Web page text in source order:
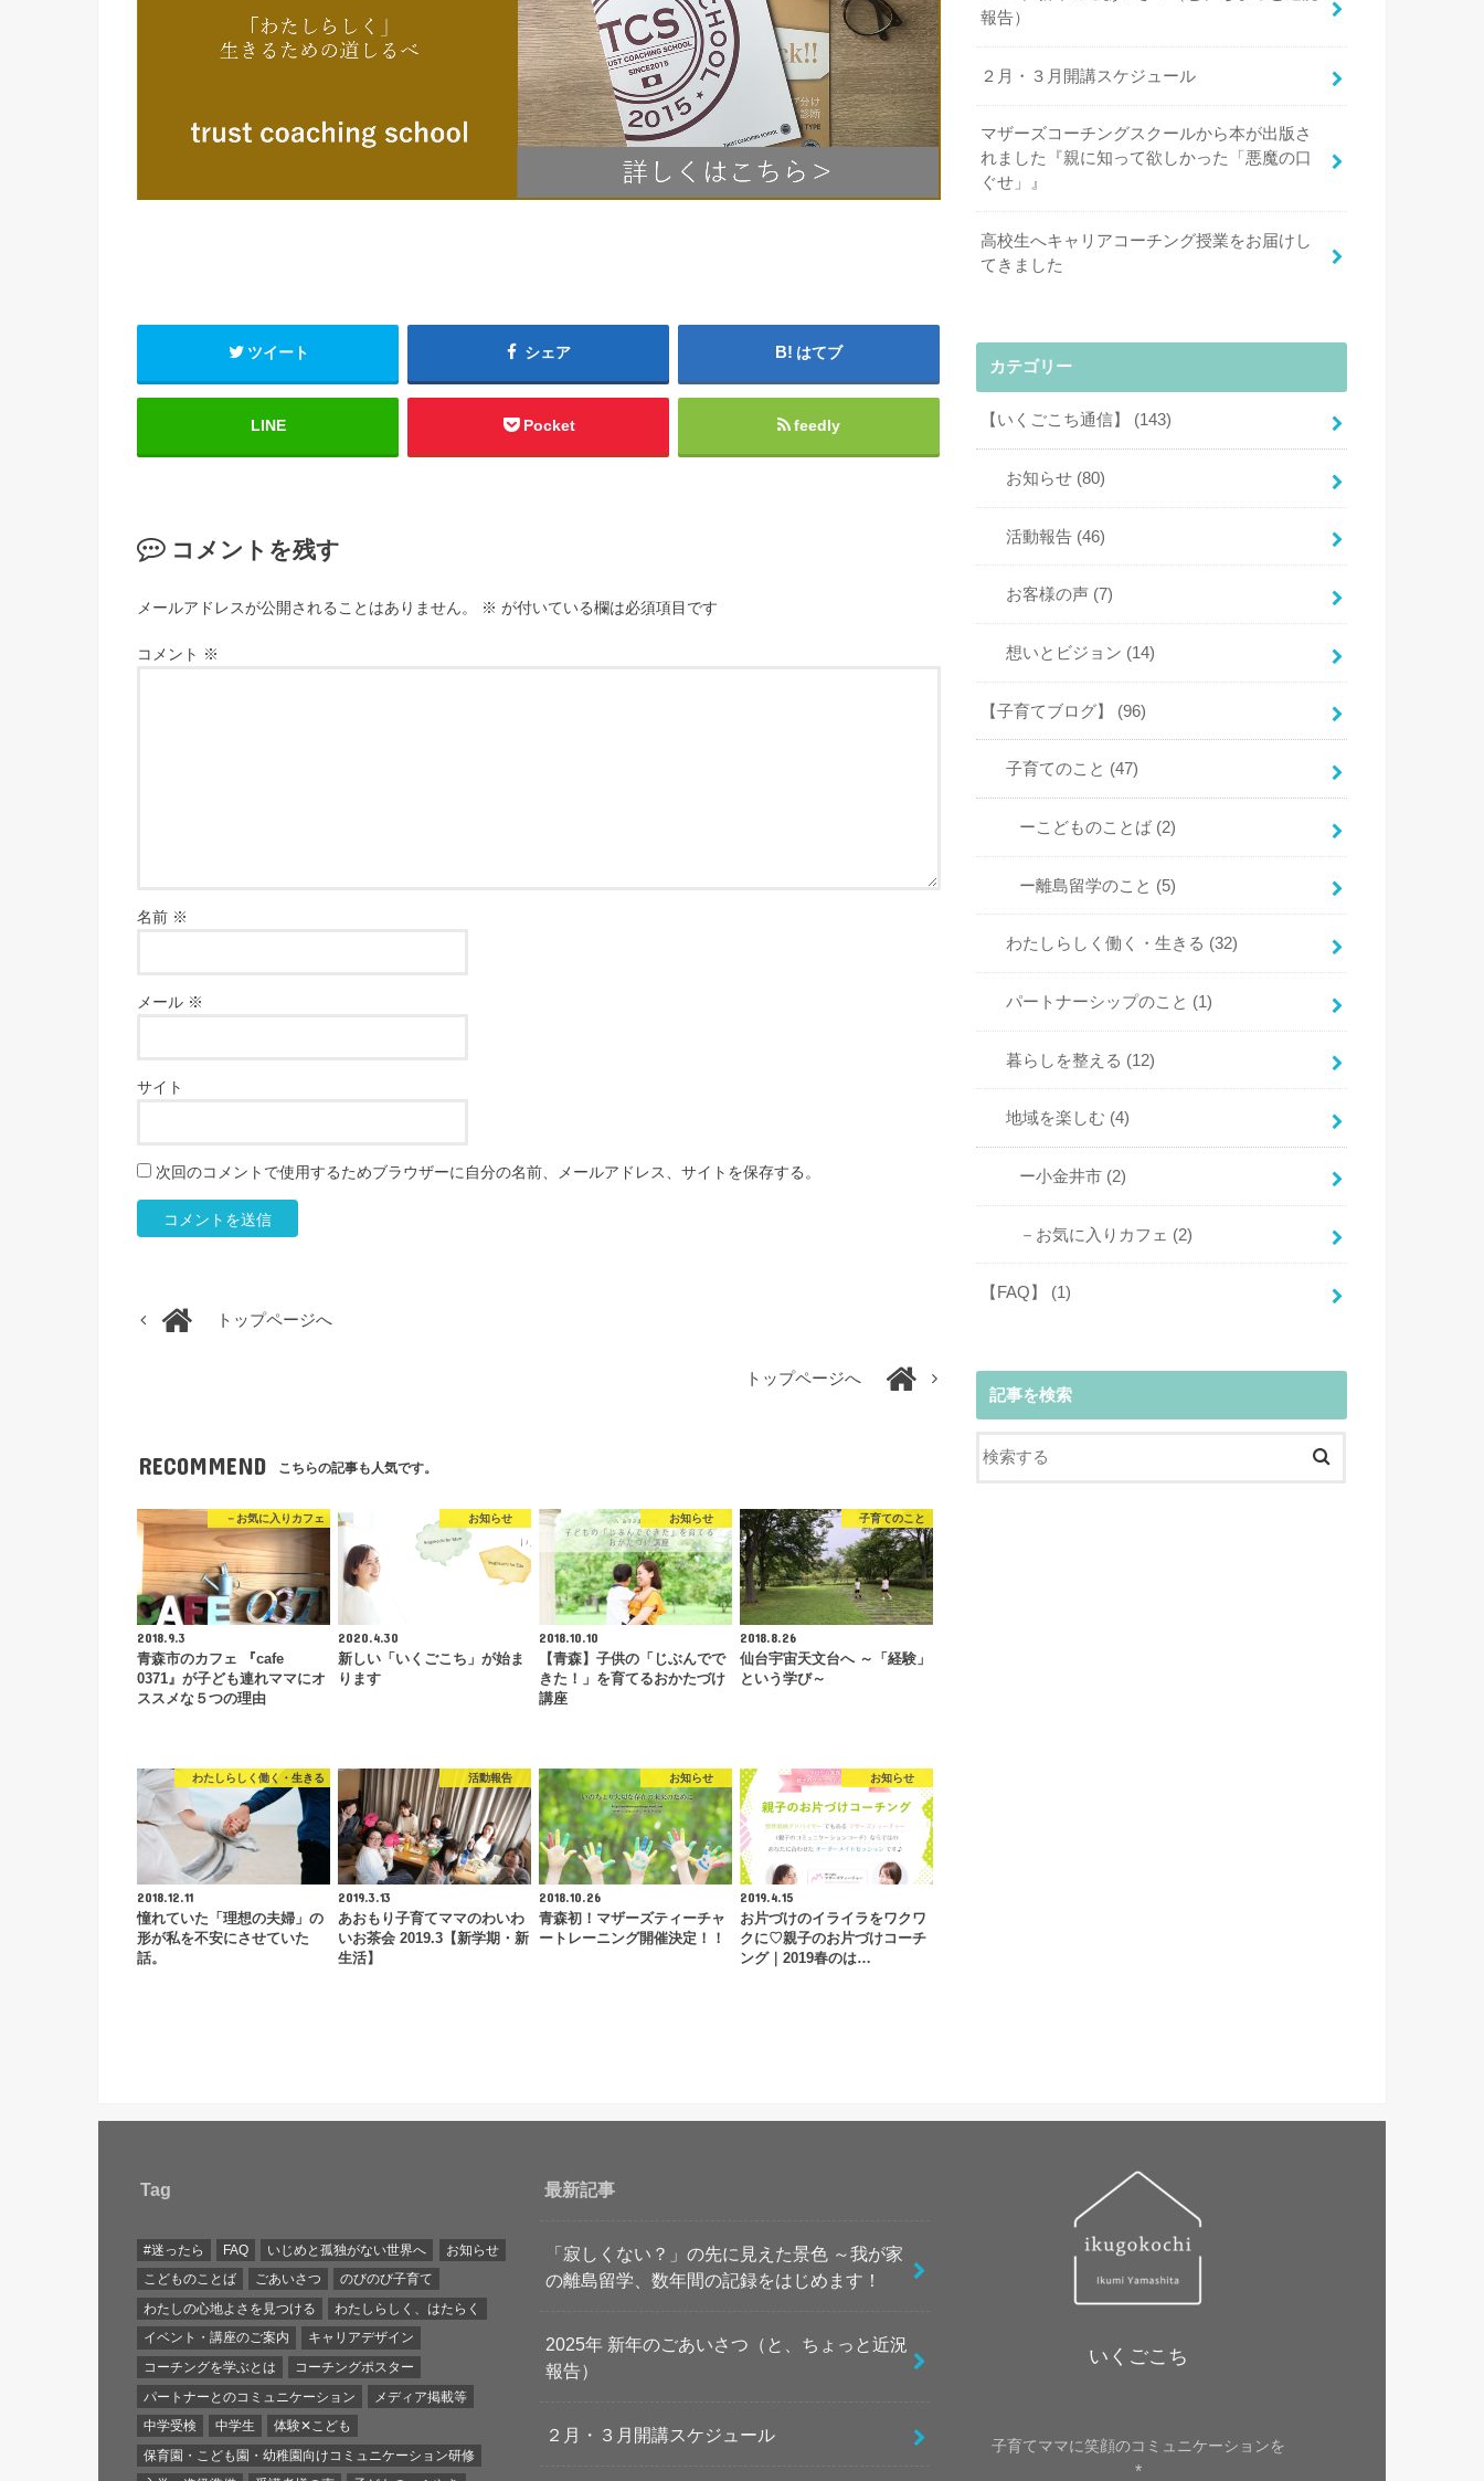
ツイート シェア はてブ
LINE Pocket feedly
コメントを残す
メールアドレスが公開されることはありません。 ※ が付いている欄は必須項目です
コメント ※
名前 ※
メール ※
サイト
次回のコメントで使用するためブラウザーに自分の名前、メールアドレス、サイトを保存する。
トップページへ
トップページへ
RECOMMEND こちらの記事も人気です。
－お気に入りカフェ
2018.9.3
青森市のカフェ 『cafe
0371』が子ども連れママにオ
ススメな５つの理由
お知らせ
2020.4.30
新しい「いくごこち」が始ま
ります
お知らせ
2018.10.10
【青森】子供の「じぶんでで
きた！」を育てるおかたづけ
講座
子育てのこと
2018.8.26
仙台宇宙天文台へ ～「経験」
という学び～
わたしらしく働く・生きる
2018.12.11
憧れていた「理想の夫婦」の
形が私を不安にさせていた
話。
活動報告
2019.3.13
あおもり子育てママのわいわ
いお茶会 2019.3【新学期・新
生活】
お知らせ
2018.10.26
青森初！マザーズティーチャ
ートレーニング開催決定！！
お知らせ
2019.4.15
お片づけのイライラをワクワ
クに♡親子のお片づけコーチ
ング｜2019春のは…
報告）
２月・３月開講スケジュール
マザーズコーチングスクールから本が出版さ
れました『親に知って欲しかった「悪魔の口
ぐせ」』
高校生へキャリアコーチング授業をお届けし
てきました
カテゴリー
【いくごこち通信】 (143)
お知らせ (80)
活動報告 (46)
お客様の声 (7)
想いとビジョン (14)
【子育てブログ】 (96)
子育てのこと (47)
ーこどものことば (2)
ー離島留学のこと (5)
わたしらしく働く・生きる (32)
パートナーシップのこと (1)
暮らしを整える (12)
地域を楽しむ (4)
ー小金井市 (2)
－お気に入りカフェ (2)
【FAQ】 (1)
記事を検索
Tag
#迷ったら FAQ いじめと孤独がない世界へ
お知らせ
こどものことば
ごあいさつ
のびのび子育て
わたしの心地よさを見つける
わたしらしく、はたらく
イベント・講座のご案内
キャリアデザイン
コーチングを学ぶとは
コーチングポスター
パートナーとのコミュニケーション
メディア掲載等
中学受検
中学生
体験✕こども
保育園・こども園・幼稚園向けコミュニケーション研修
最新記事
「寂しくない？」の先に見えた景色 ～我が家
の離島留学、数年間の記録をはじめます！
2025年 新年のごあいさつ（と、ちょっと近況
報告）
２月・３月開講スケジュール
いくごこち
子育てママに笑顔のコミュニケーションを
*